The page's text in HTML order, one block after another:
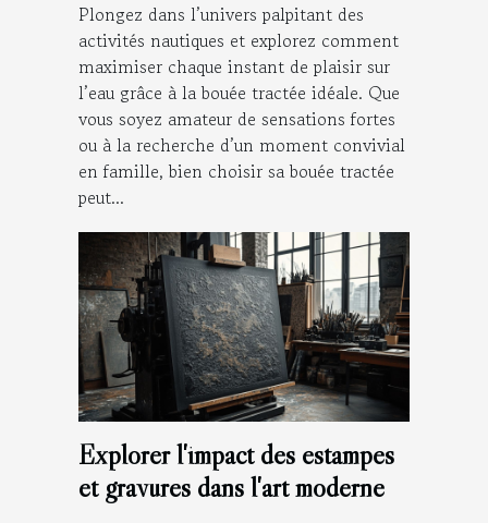
Plongez dans l’univers palpitant des
activités nautiques et explorez comment
maximiser chaque instant de plaisir sur
l’eau grâce à la bouée tractée idéale. Que
vous soyez amateur de sensations fortes
ou à la recherche d’un moment convivial
en famille, bien choisir sa bouée tractée
peut...
Explorer l'impact des estampes
et gravures dans l'art moderne